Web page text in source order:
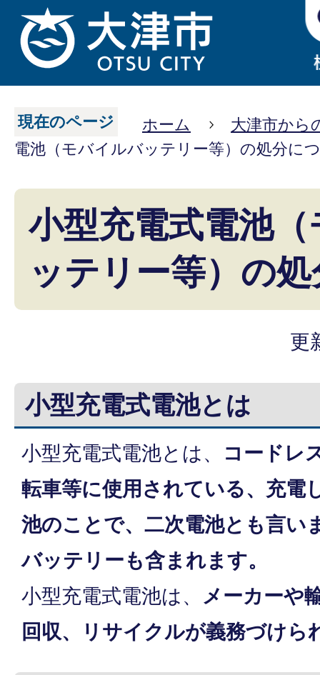
現在のページ ホーム
大津市から
電池（モバイルバッテリー等）の処分に
小型充電式電池
ッテリー等）の
更
小型充電式電池とは
小型充電式電池とは、
コードレ
転車等に使用されている、充電
池のことで、二次電池とも言い
バッテリーも含まれます。
小型充電式電池は、 メーカーや
回収、リサイクルが義務づけら